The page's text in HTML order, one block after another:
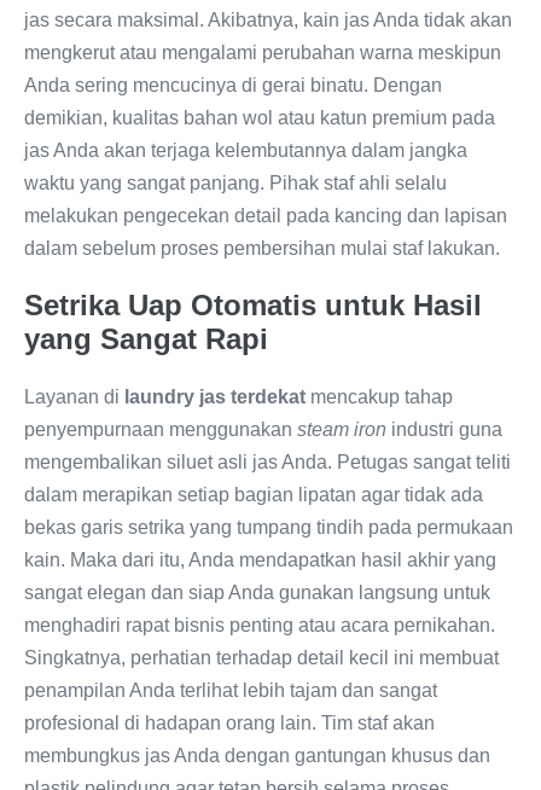
jas secara maksimal. Akibatnya, kain jas Anda tidak akan
mengkerut atau mengalami perubahan warna meskipun
Anda sering mencucinya di gerai binatu. Dengan
demikian, kualitas bahan wol atau katun premium pada
jas Anda akan terjaga kelembutannya dalam jangka
waktu yang sangat panjang. Pihak staf ahli selalu
melakukan pengecekan detail pada kancing dan lapisan
dalam sebelum proses pembersihan mulai staf lakukan.
Setrika Uap Otomatis untuk Hasil
yang Sangat Rapi
Layanan di laundry jas terdekat mencakup tahap
penyempurnaan menggunakan steam iron industri guna
mengembalikan siluet asli jas Anda. Petugas sangat teliti
dalam merapikan setiap bagian lipatan agar tidak ada
bekas garis setrika yang tumpang tindih pada permukaan
kain. Maka dari itu, Anda mendapatkan hasil akhir yang
sangat elegan dan siap Anda gunakan langsung untuk
menghadiri rapat bisnis penting atau acara pernikahan.
Singkatnya, perhatian terhadap detail kecil ini membuat
penampilan Anda terlihat lebih tajam dan sangat
profesional di hadapan orang lain. Tim staf akan
membungkus jas Anda dengan gantungan khusus dan